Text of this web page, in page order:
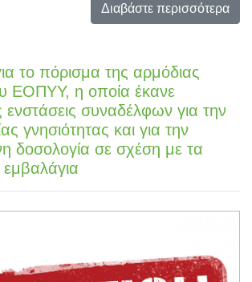
Διαβάστε περισσότερα
το πόρισμα της αρμόδιας
ΕΟΠΥΥ, η οποία έκανε
ενστάσεις συναδέλφων για την
γνησιότητας και για την
δοσολογία σε σχέση με τα